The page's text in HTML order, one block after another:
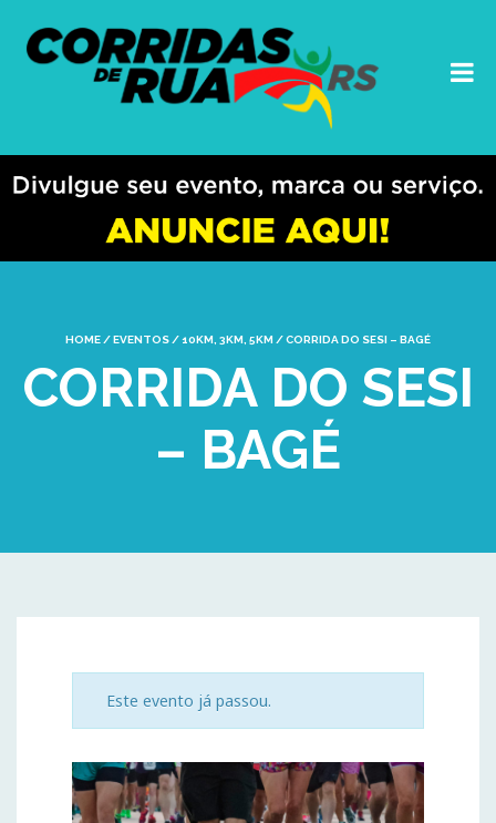
HOME /EVENTOS /10KM 3KM 5KM /CORRIDA DO SESI – BAGÉ
CORRIDA DO SESI
– BAGÉ
Este evento já passou.